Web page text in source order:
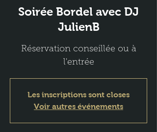
Soirée Bordel avec DJ
JulienB
Réservation conseillée ou à
l'entrée
Les inscriptions sont closes
Voir autres événements